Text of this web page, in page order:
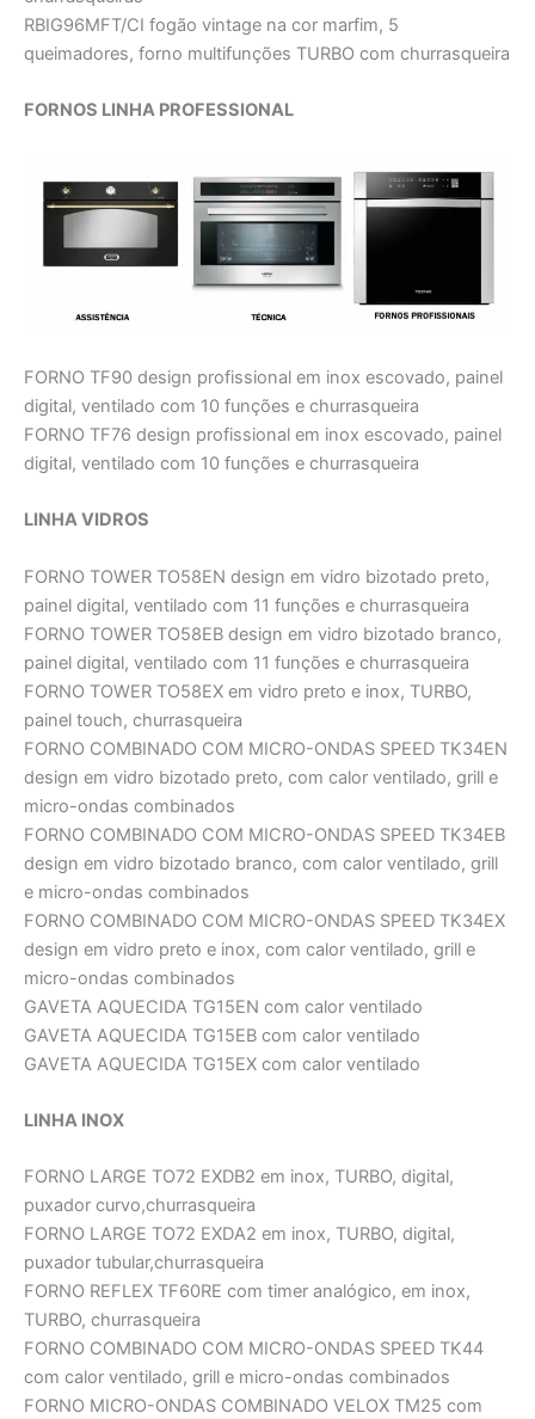
RBIG96MFT/CI fogão vintage na cor marfim, 5
queimadores, forno multifunções TURBO com churrasqueira
FORNOS LINHA PROFESSIONAL
FORNO TF90 design profissional em inox escovado, painel
digital, ventilado com 10 funções e churrasqueira
FORNO TF76 design profissional em inox escovado, painel
digital, ventilado com 10 funções e churrasqueira
LINHA VIDROS
FORNO TOWER TO58EN design em vidro bizotado preto,
painel digital, ventilado com 11 funções e churrasqueira
FORNO TOWER TO58EB design em vidro bizotado branco,
painel digital, ventilado com 11 funções e churrasqueira
FORNO TOWER TO58EX em vidro preto e inox, TURBO,
painel touch, churrasqueira
FORNO COMBINADO COM MICRO-ONDAS SPEED TK34EN
design em vidro bizotado preto, com calor ventilado, grill e
micro-ondas combinados
FORNO COMBINADO COM MICRO-ONDAS SPEED TK34EB
design em vidro bizotado branco, com calor ventilado, grill
e micro-ondas combinados
FORNO COMBINADO COM MICRO-ONDAS SPEED TK34EX
design em vidro preto e inox, com calor ventilado, grill e
micro-ondas combinados
GAVETA AQUECIDA TG15EN com calor ventilado
GAVETA AQUECIDA TG15EB com calor ventilado
GAVETA AQUECIDA TG15EX com calor ventilado
LINHA INOX
FORNO LARGE TO72 EXDB2 em inox, TURBO, digital,
puxador curvo,churrasqueira
FORNO LARGE TO72 EXDA2 em inox, TURBO, digital,
puxador tubular,churrasqueira
FORNO REFLEX TF60RE com timer analógico, em inox,
TURBO, churrasqueira
FORNO COMBINADO COM MICRO-ONDAS SPEED TK44
com calor ventilado, grill e micro-ondas combinados
FORNO MICRO-ONDAS COMBINADO VELOX TM25 com